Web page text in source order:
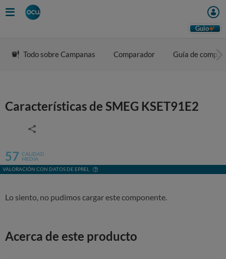
Guio
Todo sobre Campanas Comparador Guía de compra
Características de SMEG KSET91E2
57 CALIDAD
MEDIA
VALORACIÓN CON DATOS DE EPREL
Lo siento, no pudimos cargar este componente.
Acerca de este producto